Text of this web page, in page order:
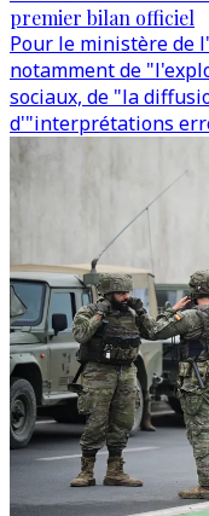
premier bilan officiel
Pour le ministère de
notamment de
sociaux, de "la
d'"interprétations